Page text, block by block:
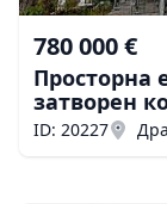
780 000 €
затворен
ID: 20227